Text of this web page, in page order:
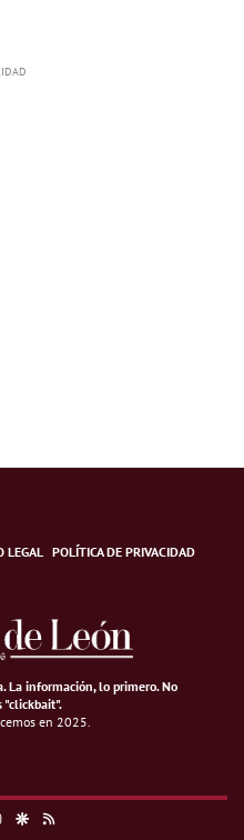
LEGAL POLÍTICA DE PRIVACIDAD
La información, lo primero.No
"clickbait".
en 2025.
InstagramGoogle Discover